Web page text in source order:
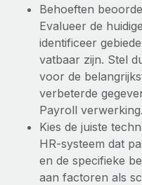
Hoe Phiture 55
beheert met
Phiture, een
mobiele
Meer informatie
Behoeften
Evalueer de
identificeer
vatbaar zijn. Stel
voor de
verbeterde
Payroll verwerking.
Kies de juiste
HR-systeem dat
en de specifieke
aan factoren als